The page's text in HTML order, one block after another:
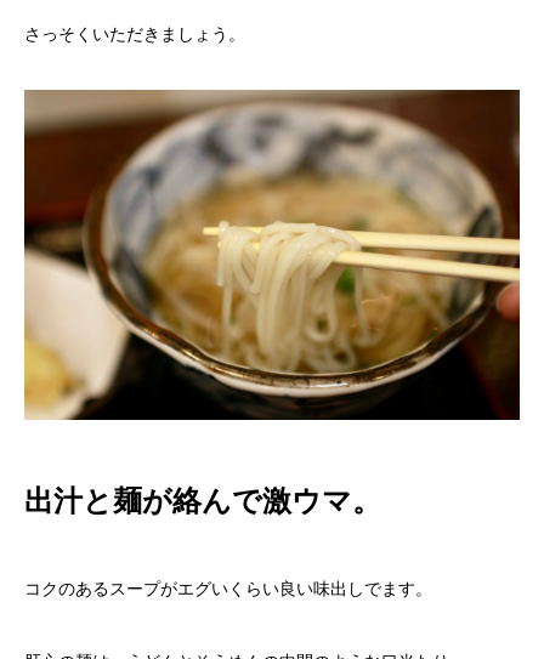
さっそくいただきましょう。
出汁と麺が絡んで激ウマ。
コクのあるスープがエグいくらい良い味出しでます。